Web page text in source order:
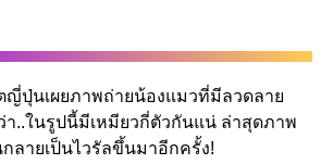
ญี่ปุ่นเผยภาพถ่ายน้องแมวที่มีลวดลาย
..ในรูปนี้มีเหมียวกี่ตัวกันแน่ ล่าสุดภาพ
ลายเป็นไวรัลขึ้นมาอีกครั้ง!